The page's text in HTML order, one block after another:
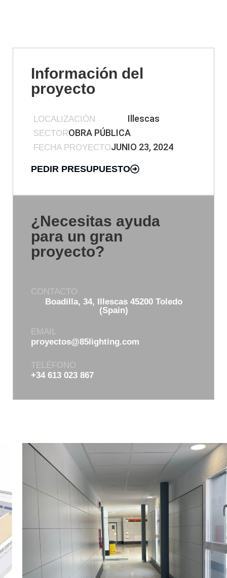
Información del
proyecto
LOCALIZACIÓN Illescas
SECTOROBRA PÚBLICA
FECHA PROYECTOJUNIO 23, 2024
PEDIR PRESUPUESTO
¿Necesitas ayuda
para un gran
proyecto?
CONTACTO
Boadilla, 34, Illescas 45200 Toledo
(Spain)
EMAIL
proyectos@85lighting.com
TELÉFONO
+34 613 023 867